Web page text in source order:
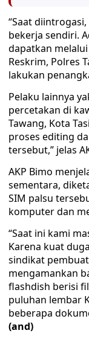
“Saat
bekerja sendiri.
dapatkan
Reskrim, Polres
lakukan
Pelaku lainnya
percetakan di
Tawang, Kota
proses editing
tersebut,” jelas
AKP Bimo
sementara,
SIM palsu
komputer dan
“Saat ini kami
Karena kuat
sindikat
mengamankan
flashdish berisi
puluhan lembar
beberapa
(and)